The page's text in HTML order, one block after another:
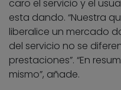
caro el servicio y el
esta dando. “Nuestra
liberalice un mercado
del servicio no se
prestaciones”. “En
mismo”, añade.